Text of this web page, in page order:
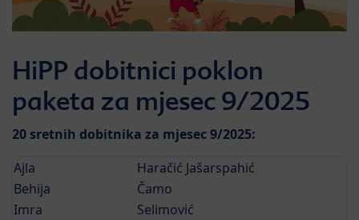
HiPP dobitnici poklon
paketa za mjesec 9/2025
20 sretnih dobitnika za mjesec 9/2025:
Ajla
Haračić Jašarspahić
Behija
Čamo
Imra
Selimović